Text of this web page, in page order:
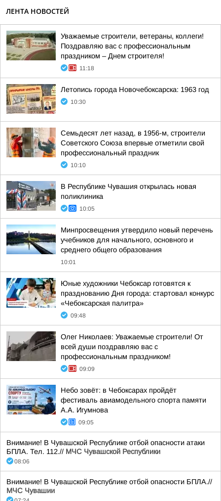
ЛЕНТА НОВОСТЕЙ
Уважаемые строители, ветераны, коллеги!
Поздравляю вас с профессиональным
праздником – Днем строителя!
11:18
Летопись города Новочебоксарска: 1963 год
10:30
Семьдесят лет назад, в 1956-м, строители
Советского Союза впервые отметили свой
профессиональный праздник
10:10
В Республике Чувашия открылась новая
поликлиника
10:05
Минпросвещения утвердило новый перечень
учебников для начального, основного и
среднего общего образования
10:01
Юные художники Чебоксар готовятся к
празднованию Дня города: стартовал конкурс
«Чебоксарская палитра»
09:48
Олег Николаев: Уважаемые строители! От
всей души поздравляю вас с
профессиональным праздником!
09:09
Небо зовёт: в Чебоксарах пройдёт
фестиваль авиамодельного спорта памяти
А.А. Игумнова
09:05
Внимание! В Чувашской Республике отбой опасности атаки
БПЛА. Тел. 112.// МЧС Чувашской Республики
08:06
Внимание! В Чувашской Республике отбой опасности БПЛА.//
МЧС Чувашии